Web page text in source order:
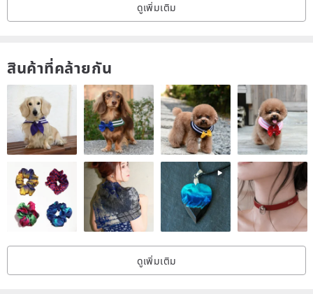
- เหมาะสำหรับการทำสมาธิ โยคะ และตกแต่งบ้าน
- ผ้าไหมทอลายแบบดั้งเดิมสามารถตกแต่งภาพวาดธังก้าของคุณได้
- มีสีและคุณภาพผ้าไหมทอลายให้เลือกหลากหลาย
- ราคาผ้าไหมทอลายเริ่มต้นที่ 50 ดอลลาร์ ขึ้นอยู่กับคุณภาพและขนาด
การจัดส่ง:
- จัดส่งฟรี
- คาดว่าจะได้รับสินค้าภายใน 2-4 วันทำการ พร้อมประกันภัยเพื่อความอุ่นใจ
นโยบายการคืนสินค้า:
- รับคืนสินค้าภายใน 30 วันทำการ
ดูเพิ่มเติม
สินค้าที่คล้ายกัน
ดูเพิ่มเติม